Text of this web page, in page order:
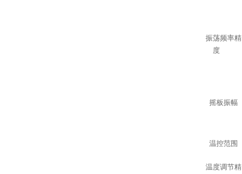
振荡频率精
度
摇板振幅
温控范围
温度调节精